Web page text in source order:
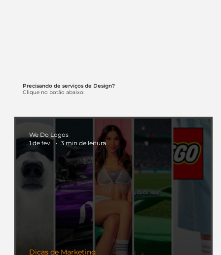
Precisando de serviços de Design?
Clique no botão abaixo:
Dicas de Marketing
We Do Logos
1 de fev.
3 min de leitura